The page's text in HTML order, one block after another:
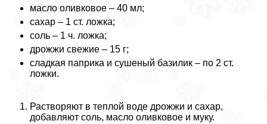
масло оливковое – 40 мл;
сахар – 1 ст. ложка;
соль – 1 ч. ложка;
дрожжи свежие – 15 г;
сладкая паприка и сушеный базилик – по 2 ст.
ложки.
Растворяют в теплой воде дрожжи и сахар,
добавляют соль, масло оливковое и муку.